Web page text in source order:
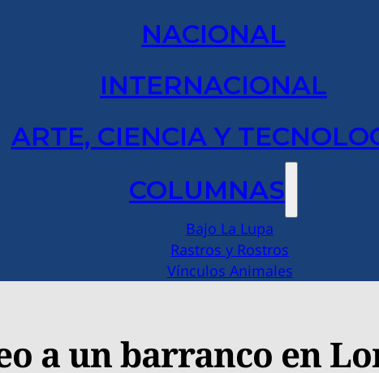
NACIONAL
INTERNACIONAL
ARTE, CIENCIA Y
COLUMNAS
Bajo La Lupa
Rastros y Rostros
Vínculos Animales
a un barranco en